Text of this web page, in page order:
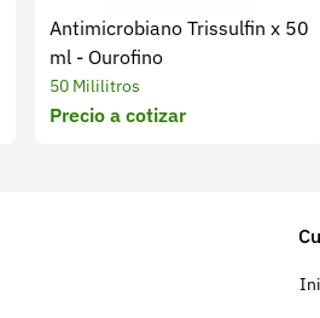
Antimicrobiano Trissulfin x 50
ml - Ourofino
50 Mililitros
Precio a cotizar